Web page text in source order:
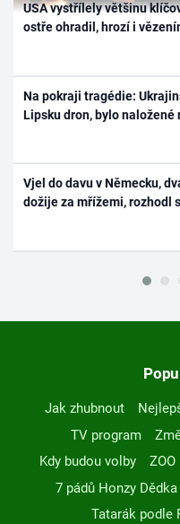
USA vystřílely většinu
ostře ohradil, hrozí i
Na pokraji tragédie:
Lipsku dron, bylo naložené
Vjel do davu v Německu,
dožije za mřížemi, rozhodl
Jak zhubnout
TV program
Kdy budou volby
7 pádů Honzy Dědka
Tatarák podle